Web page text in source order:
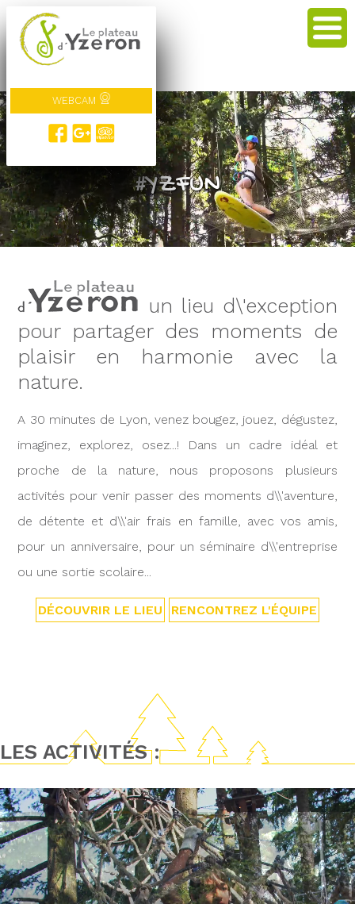
WEBCAM
#YZFUN
#veneZ !
un lieu d\'exception
pour partager des moments de
plaisir en harmonie avec la
nature.
A 30 minutes de Lyon, venez bougez, jouez, dégustez,
imaginez, explorez, osez...! Dans un cadre idéal et
proche de la nature, nous proposons plusieurs
activités pour venir passer des moments d\\'aventure,
de détente et d\\'air frais en famille, avec vos amis,
pour un anniversaire, pour un séminaire d\\'entreprise
ou une sortie scolaire...
DÉCOUVRIR LE LIEU RENCONTREZ L'ÉQUIPE
LES ACTIVITÉS :